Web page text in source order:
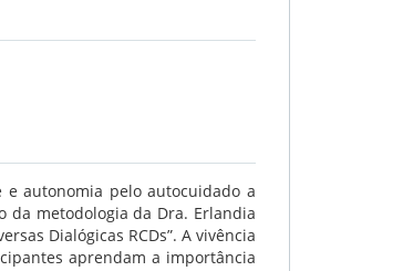
autonomia pelo autocuidado a
da metodologia da Dra. Erlandia
Dialógicas RCDs”. A vivência
aprendam a importância